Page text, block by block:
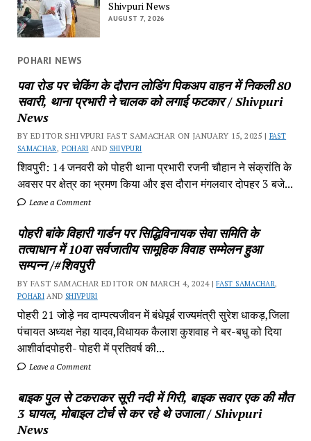
Shivpuri News
AUGUST 7, 2026
POHARI NEWS
पवा रोड पर चेकिंग के दौरान लोडिंग पिकअप वाहन में निकली 80
सवारी, थाना प्रभारी ने चालक को लगाई फटकार / Shivpuri
News
BY EDITOR SHIVPURI FAST SAMACHAR ON JANUARY 15, 2025 | FAST
SAMACHAR , POHARI AND SHIVPURI
शिवपुरी: 14 जनवरी को पोहरी थाना प्रभारी रजनी चौहान ने संक्रांति के
अवसर पर क्षेत्र का भ्रमण किया और इस दौरान मंगलवार दोपहर 3 बजे...
Leave a Comment
पोहरी बांके विहारी गार्डन पर सिद्धिविनायक सेवा समिति के
तत्वाधान में 10वा सर्वजातीय सामूहिक विवाह सम्मेलन हुआ
सम्पन्न /#शिवपुरी
BY FAST SAMACHAR EDITOR ON MARCH 4, 2024 |FAST SAMACHAR,
POHARI AND SHIVPURI
पोहरी 21 जोड़े नव दाम्पत्यजीवन में बंधेपूर्ब राज्यमंत्री सुरेश धाकड़,जिला
पंचायत अध्यक्ष नेहा यादव,विधायक कैलाश कुशवाह ने बर-बधु को दिया
आशीर्वादपोहरी- पोहरी में प्रतिवर्ष की...
Leave a Comment
बाइक पुल से टकराकर सूरी नदी में गिरी, बाइक सवार एक की मौत
3 घायल, मोबाइल टोर्च से कर रहे थे उजाला / Shivpuri
News